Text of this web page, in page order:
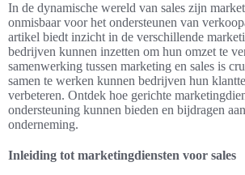
In de dynamische wereld van sales zijn
onmisbaar voor het ondersteunen van
artikel biedt inzicht in de verschillende
bedrijven kunnen inzetten om hun omzet te
samenwerking tussen marketing en sales is
samen te werken kunnen bedrijven hun
verbeteren. Ontdek hoe gerichte
ondersteuning kunnen bieden en bijdragen
onderneming.
Inleiding tot marketingdiensten voor sales